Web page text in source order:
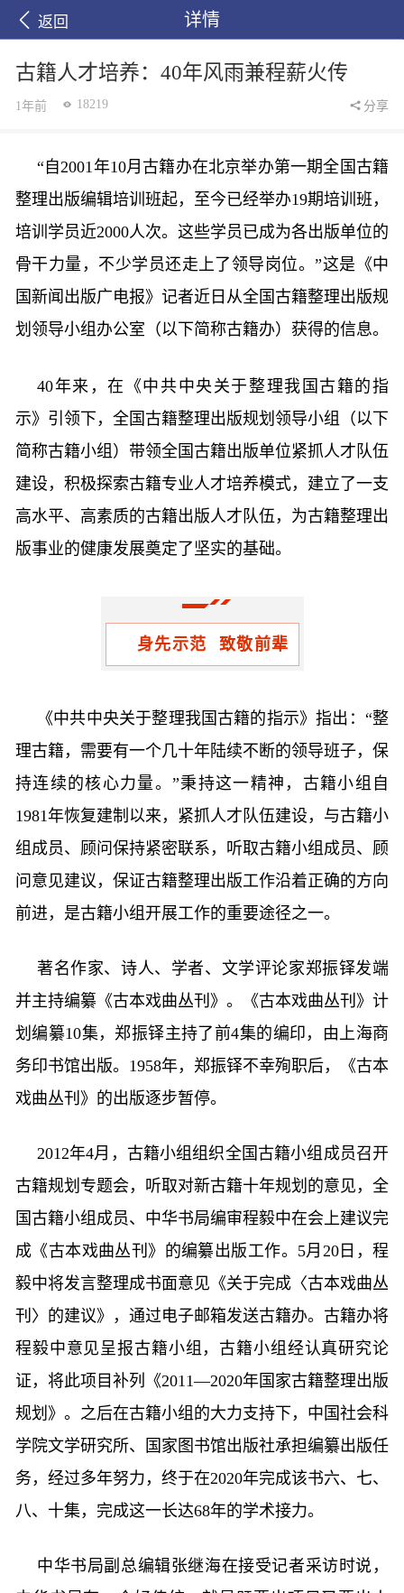
返回 详情
古籍人才培养：40年风雨兼程薪火传
1年前 18219 分享
“自2001年10月古籍办在北京举办第一期全国古籍
整理出版编辑培训班起，至今已经举办19期培训班，
培训学员近2000人次。这些学员已成为各出版单位的
骨干力量，不少学员还走上了领导岗位。”这是《中
国新闻出版广电报》记者近日从全国古籍整理出版规
划领导小组办公室（以下简称古籍办）获得的信息。
40年来，在《中共中央关于整理我国古籍的指
示》引领下，全国古籍整理出版规划领导小组（以下
简称古籍小组）带领全国古籍出版单位紧抓人才队伍
建设，积极探索古籍专业人才培养模式，建立了一支
高水平、高素质的古籍出版人才队伍，为古籍整理出
版事业的健康发展奠定了坚实的基础。
身先示范 致敬前辈
《中共中央关于整理我国古籍的指示》指出：“整
理古籍，需要有一个几十年陆续不断的领导班子，保
持连续的核心力量。”秉持这一精神，古籍小组自
1981年恢复建制以来，紧抓人才队伍建设，与古籍小
组成员、顾问保持紧密联系，听取古籍小组成员、顾
问意见建议，保证古籍整理出版工作沿着正确的方向
前进，是古籍小组开展工作的重要途径之一。
著名作家、诗人、学者、文学评论家郑振铎发端
并主持编纂《古本戏曲丛刊》。《古本戏曲丛刊》计
划编纂10集，郑振铎主持了前4集的编印，由上海商
务印书馆出版。1958年，郑振铎不幸殉职后，《古本
戏曲丛刊》的出版逐步暂停。
2012年4月，古籍小组组织全国古籍小组成员召开
古籍规划专题会，听取对新古籍十年规划的意见，全
国古籍小组成员、中华书局编审程毅中在会上建议完
成《古本戏曲丛刊》的编纂出版工作。5月20日，程
毅中将发言整理成书面意见《关于完成〈古本戏曲丛
刊〉的建议》，通过电子邮箱发送古籍办。古籍办将
程毅中意见呈报古籍小组，古籍小组经认真研究论
证，将此项目补列《2011—2020年国家古籍整理出版
规划》。之后在古籍小组的大力支持下，中国社会科
学院文学研究所、国家图书馆出版社承担编纂出版任
务，经过多年努力，终于在2020年完成该书六、七、
八、十集，完成这一长达68年的学术接力。
中华书局副总编辑张继海在接受记者采访时说，